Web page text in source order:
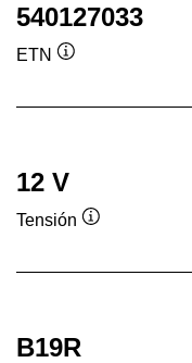
540127033
ETN
herramientas
12 V
Tensión
herramientas
B19R